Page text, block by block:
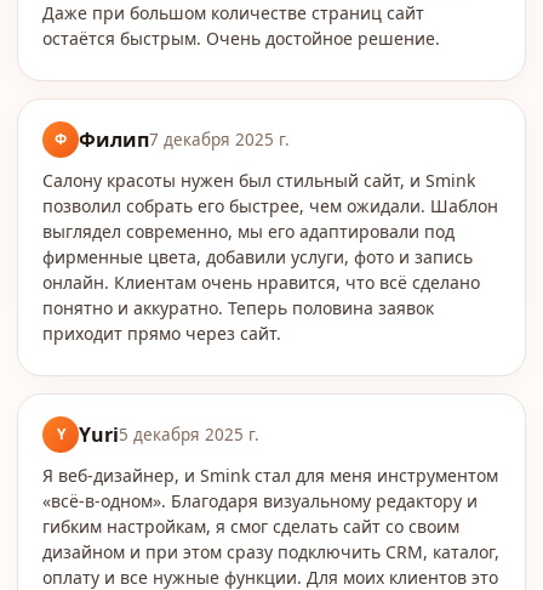
Даже при большом количестве страниц сайт
остаётся быстрым. Очень достойное решение.
Ф Филип7 декабря 2025 г.
Салону красоты нужен был стильный сайт, и Smink
позволил собрать его быстрее, чем ожидали. Шаблон
выглядел современно, мы его адаптировали под
фирменные цвета, добавили услуги, фото и запись
онлайн. Клиентам очень нравится, что всё сделано
понятно и аккуратно. Теперь половина заявок
приходит прямо через сайт.
Y Yuri5 декабря 2025 г.
Я веб-дизайнер, и Smink стал для меня инструментом
«всё-в-одном». Благодаря визуальному редактору и
гибким настройкам, я смог сделать сайт со своим
дизайном и при этом сразу подключить CRM, каталог,
оплату и все нужные функции. Для моих клиентов это